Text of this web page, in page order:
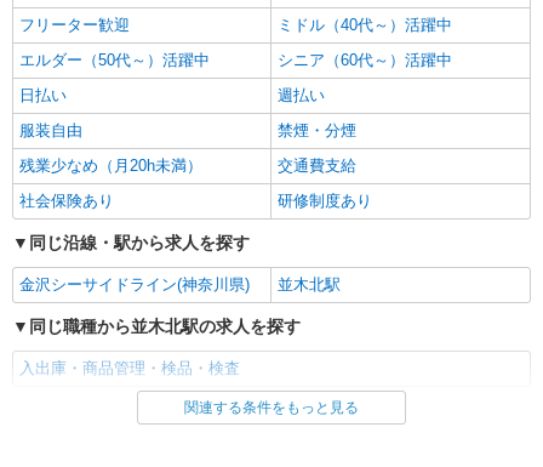
フリーター歓迎
ミドル（40代～）活躍中
エルダー（50代～）活躍中
シニア（60代～）活躍中
日払い
週払い
服装自由
禁煙・分煙
残業少なめ（月20h未満）
交通費支給
社会保険あり
研修制度あり
同じ沿線・駅から求人を探す
金沢シーサイドライン(神奈川県) 並木北駅
同じ職種から並木北駅の求人を探す
入出庫・商品管理・検品・検査
同じ雇用形態から並木北駅の求人を探す
関連する条件をもっと見る